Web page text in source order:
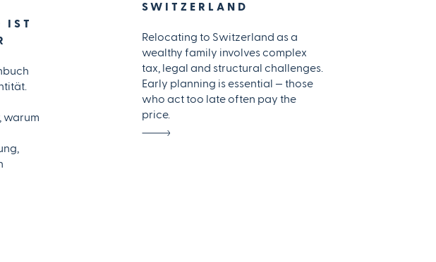
IST
warum
SWITZERLAND
Relocating to Switzerland as a
wealthy family involves complex
tax, legal and structural challenges.
Early planning is essential — those
who act too late often pay the
price.